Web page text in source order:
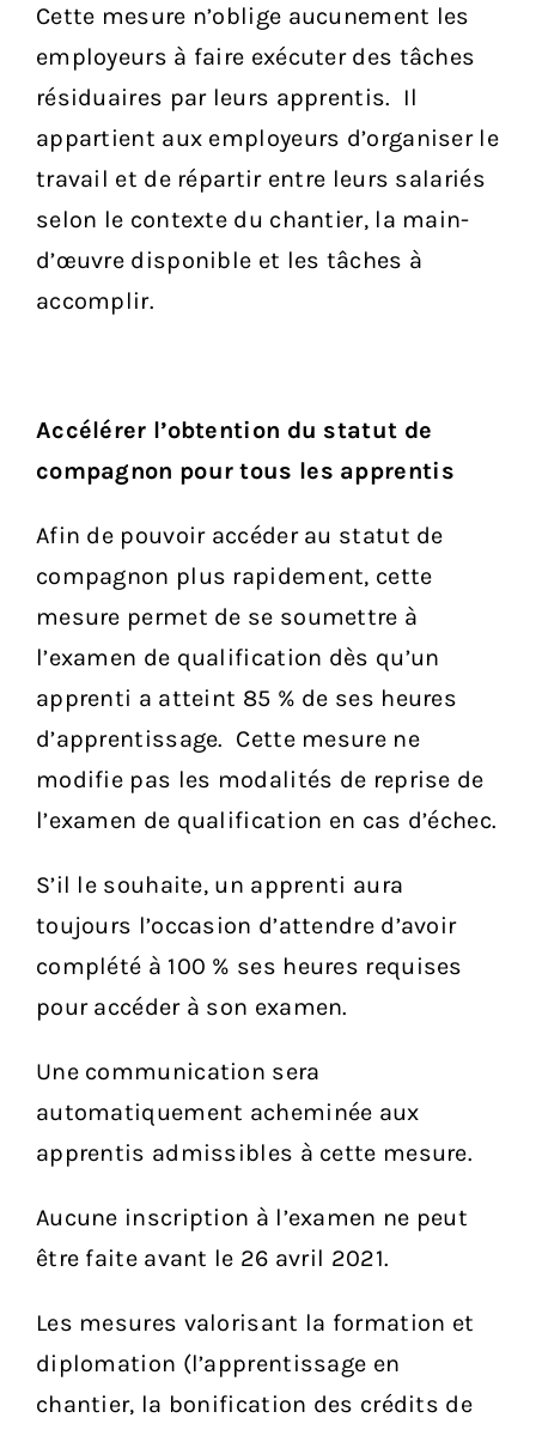
Cette mesure n’oblige aucunement les
employeurs à faire exécuter des tâches
résiduaires par leurs apprentis. Il
appartient aux employeurs d’organiser le
travail et de répartir entre leurs salariés
selon le contexte du chantier, la main-
d’œuvre disponible et les tâches à
accomplir.
Accélérer l’obtention du statut de
compagnon pour tous les apprentis
Afin de pouvoir accéder au statut de
compagnon plus rapidement, cette
mesure permet de se soumettre à
l’examen de qualification dès qu’un
apprenti a atteint 85 % de ses heures
d’apprentissage. Cette mesure ne
modifie pas les modalités de reprise de
l’examen de qualification en cas d’échec.
S’il le souhaite, un apprenti aura
toujours l’occasion d’attendre d’avoir
complété à 100 % ses heures requises
pour accéder à son examen.
Une communication sera
automatiquement acheminée aux
apprentis admissibles à cette mesure.
Aucune inscription à l’examen ne peut
être faite avant le 26 avril 2021.
Les mesures valorisant la formation et
diplomation (l’apprentissage en
chantier, la bonification des crédits de